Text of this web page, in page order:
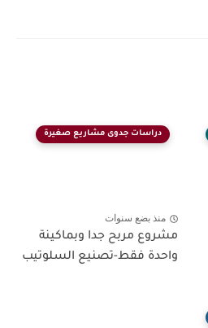
دراسات جدوى مشاريع صغيرة
منذ بضع سنوات
مشروع مربح جدا وبماكينة
واحدة فقط-تصنيع السلوتيب